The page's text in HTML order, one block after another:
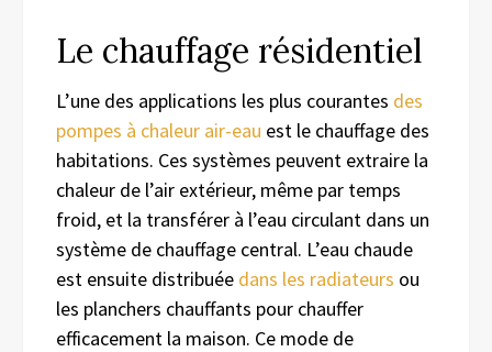
Le chauffage résidentiel
L’une des applications les plus courantes des
pompes à chaleur air-eau est le chauffage des
habitations. Ces systèmes peuvent extraire la
chaleur de l’air extérieur, même par temps
froid, et la transférer à l’eau circulant dans un
système de chauffage central. L’eau chaude
est ensuite distribuée dans les radiateurs ou
les planchers chauffants pour chauffer
efficacement la maison. Ce mode de